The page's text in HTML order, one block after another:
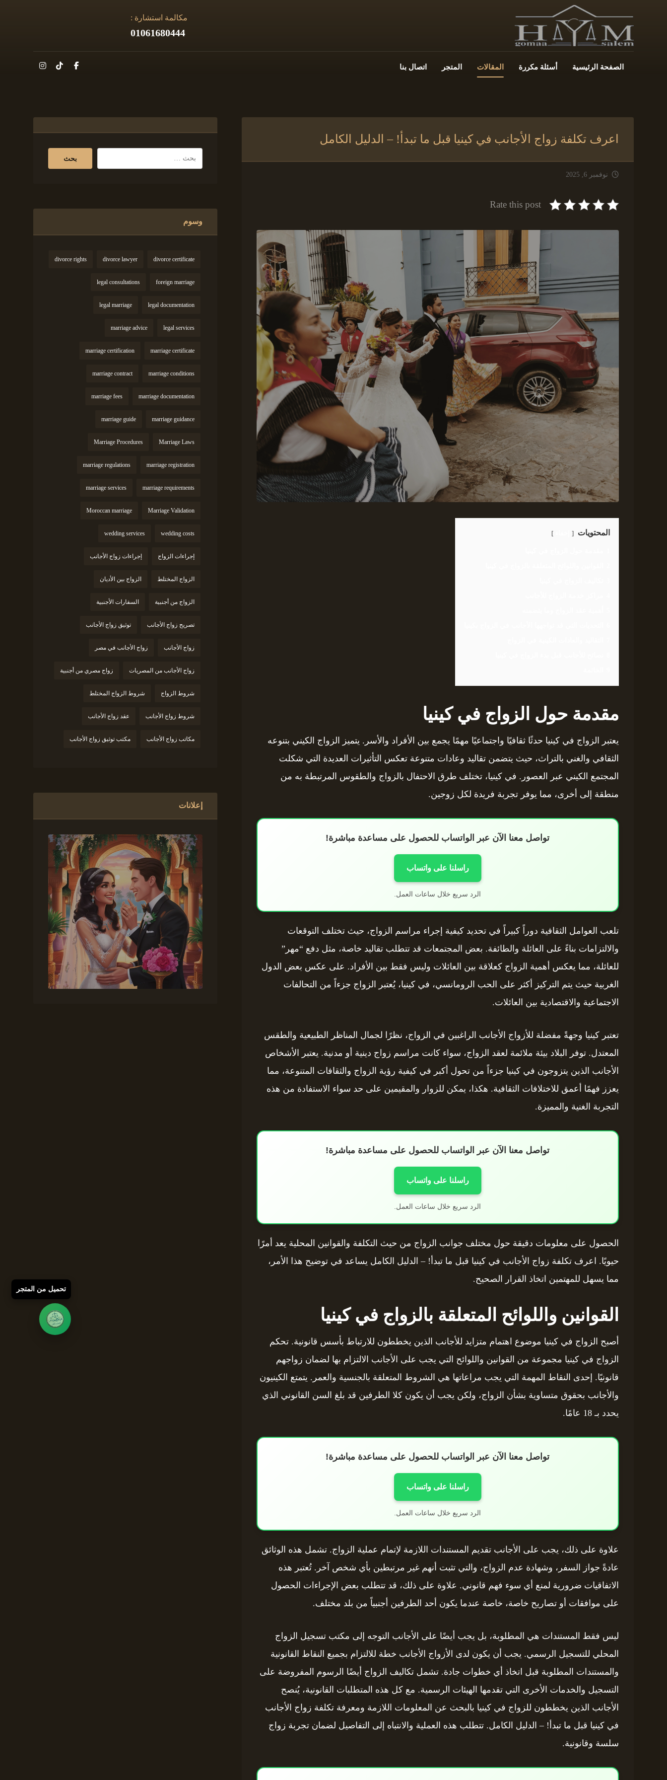
مكالمة استشارة :
01061680444
الصفحة الرئيسية أسئلة مكررة المقالات المتجر اتصال بنا
اعرف تكلفة زواج الأجانب في كينيا قبل ما تبدأ! – الدليل الكامل
نوفمبر 6, 2025
Rate this post
المحتويات
مقدمة حول الزواج في كينيا
يعتبر الزواج في كينيا حدثًا ثقافيًا واجتماعيًا مهمًا يجمع بين الأفراد والأسر. يتميز الزواج الكيني بتنوعه
الثقافي والغني بالتراث، حيث يتضمن تقاليد وعادات متنوعة تعكس التأثيرات العديدة التي شكلت
المجتمع الكيني عبر العصور. في كينيا، تختلف طرق الاحتفال بالزواج والطقوس المرتبطة به من
منطقة إلى أخرى، مما يوفر تجربة فريدة لكل زوجين.
تواصل معنا الآن عبر الواتساب للحصول على مساعدة مباشرة!
راسلنا على واتساب
الرد سريع خلال ساعات العمل.
تلعب العوامل الثقافية دوراً كبيراً في تحديد كيفية إجراء مراسم الزواج، حيث تختلف التوقعات
والالتزامات بناءً على العائلة والطائفة. بعض المجتمعات قد تتطلب تقاليد خاصة، مثل دفع “مهر”
للعائلة، مما يعكس أهمية الزواج كعلاقة بين العائلات وليس فقط بين الأفراد. على عكس بعض الدول
الغربية حيث يتم التركيز أكثر على الحب الرومانسي، في كينيا، يُعتبر الزواج جزءاً من التحالفات
الاجتماعية والاقتصادية بين العائلات.
تعتبر كينيا وجهةً مفضلة للأزواج الأجانب الراغبين في الزواج، نظرًا لجمال المناظر الطبيعية والطقس
المعتدل. توفر البلاد بيئة ملائمة لعقد الزواج، سواء كانت مراسم زواج دينية أو مدنية. يعتبر الأشخاص
الأجانب الذين يتزوجون في كينيا جزءاً من تحول أكبر في كيفية رؤية الزواج والثقافات المتنوعة، مما
يعزز فهمًا أعمق للاختلافات الثقافية. هكذا، يمكن للزوار والمقيمين على حد سواء الاستفادة من هذه
التجربة الغنية والمميزة.
تواصل معنا الآن عبر الواتساب للحصول على مساعدة مباشرة!
راسلنا على واتساب
الرد سريع خلال ساعات العمل.
الحصول على معلومات دقيقة حول مختلف جوانب الزواج من حيث التكلفة والقوانين المحلية يعد أمرًا
حيويًا. اعرف تكلفة زواج الأجانب في كينيا قبل ما تبدأ! – الدليل الكامل يساعد في توضيح هذا الأمر،
مما يسهل للمهتمين اتخاذ القرار الصحيح.
القوانين واللوائح المتعلقة بالزواج في كينيا
أصبح الزواج في كينيا موضوع اهتمام متزايد للأجانب الذين يخططون للارتباط بأسس قانونية. تحكم
الزواج في كينيا مجموعة من القوانين واللوائح التي يجب على الأجانب الالتزام بها لضمان زواجهم
قانونيًا. إحدى النقاط المهمة التي يجب مراعاتها هي الشروط المتعلقة بالجنسية والعمر. يتمتع الكينيون
والأجانب بحقوق متساوية بشأن الزواج، ولكن يجب أن يكون كلا الطرفين قد بلغ السن القانوني الذي
يحدد بـ 18 عامًا.
تواصل معنا الآن عبر الواتساب للحصول على مساعدة مباشرة!
راسلنا على واتساب
الرد سريع خلال ساعات العمل.
علاوة على ذلك، يجب على الأجانب تقديم المستندات اللازمة لإتمام عملية الزواج. تشمل هذه الوثائق
عادةً جواز السفر، وشهادة عدم الزواج، والتي تثبت أنهم غير مرتبطين بأي شخص آخر. تُعتبر هذه
الاتفاقيات ضرورية لمنع أي سوء فهم قانوني. علاوة على ذلك، قد تتطلب بعض الإجراءات الحصول
على موافقات أو تصاريح خاصة، خاصة عندما يكون أحد الطرفين أجنبياً من بلد مختلف.
ليس فقط المستندات هي المطلوبة، بل يجب أيضًا على الأجانب التوجه إلى مكتب تسجيل الزواج
المحلي للتسجيل الرسمي. يجب أن يكون لدى الأزواج الأجانب خطة للالتزام بجميع النقاط القانونية
والمستندات المطلوبة قبل اتخاذ أي خطوات جادة. تشمل تكاليف الزواج أيضًا الرسوم المفروضة على
التسجيل والخدمات الأخرى التي تقدمها الهيئات الرسمية. مع كل هذه المتطلبات القانونية، يُنصح
الأجانب الذين يخططون للزواج في كينيا بالبحث عن المعلومات اللازمة ومعرفة تكلفة زواج الأجانب
في كينيا قبل ما تبدأ! – الدليل الكامل. تتطلب هذه العملية والانتباه إلى التفاصيل لضمان تجربة زواج
سلسة وقانونية.
وسوم
divorce certificate
divorce lawyer
divorce rights
foreign marriage
legal consultations
legal documentation
legal marriage
legal services
marriage advice
marriage certificate
marriage certification
marriage conditions
marriage contract
marriage documentation
marriage fees
marriage guidance
marriage guide
Marriage Laws
Marriage Procedures
marriage registration
marriage regulations
marriage requirements
marriage services
Marriage Validation
Moroccan marriage
wedding costs
wedding services
إجراءات الزواج إجراءات زواج الأجانب
الزواج المختلط الزواج بين الأديان
الزواج من أجنبية السفارات الأجنبية
تصريح زواج الأجانب توثيق زواج الأجانب
زواج الأجانب زواج الأجانب في مصر
زواج الأجانب من المصريات زواج مصري من أجنبية
شروط الزواج شروط الزواج المختلط
شروط زواج الأجانب عقد زواج الأجانب
مكاتب زواج الأجانب مكتب توثيق زواج الأجانب
إعلانات
تحميل من المتجر